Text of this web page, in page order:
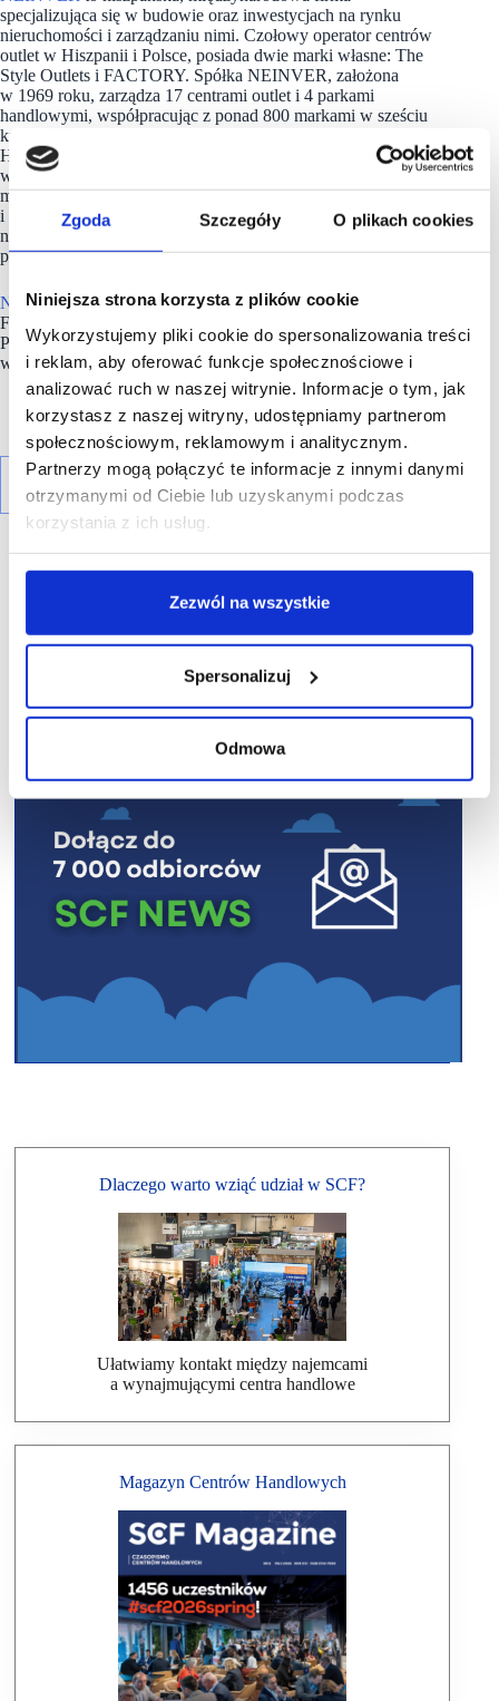
Zgoda Szczegóły O plikach cookies
Niniejsza strona korzysta z plików cookie
Wykorzystujemy pliki cookie do spersonalizowania treści
i reklam, aby oferować funkcje społecznościowe i
analizować ruch w naszej witrynie. Informacje o tym, jak
korzystasz z naszej witryny, udostępniamy partnerom
społecznościowym, reklamowym i analitycznym.
Partnerzy mogą połączyć te informacje z innymi danymi
otrzymanymi od Ciebie lub uzyskanymi podczas
korzystania z ich usług.
Zezwól na wszystkie
Spersonalizuj
Odmowa
specjalizująca się w budowie oraz inwestycjach na rynku
nieruchomości i zarządzaniu nimi. Czołowy operator centrów
outlet w Hiszpanii i Polsce, posiada dwie marki własne: The
Style Outlets i FACTORY. Spółka NEINVER, założona
w 1969 roku, zarządza 17 centrami outlet i 4 parkami
handlowymi, współpracując z ponad 800 markami w sześciu
krajach europejskich: Francji, Niemczech, Włoszech, Polsce,
Hiszpanii i Holandii.
w zrównoważony rozwój, strategia firmy Building Tomorrow
ma na celu wywarcie pozytywnego wpływu na społeczności
i środowisko naturalne, zwiększenie odporności firmy
na trudności rynkowe oraz podniesienie zaangażowania
pracowników.
NEINVERw Polsce zarządza siecią pięciu outletów
FACTORY: w Warszawie (Annopol i Ursus), Krakowie,
Poznaniu i Gliwicach oraz parkiem handlowym Futura
w Krakowie.
R E K L A M A
Dlaczego warto wziąć udział w SCF?
Ułatwiamy kontakt między najemcami
a wynajmującymi centra handlowe
Magazyn Centrów Handlowych